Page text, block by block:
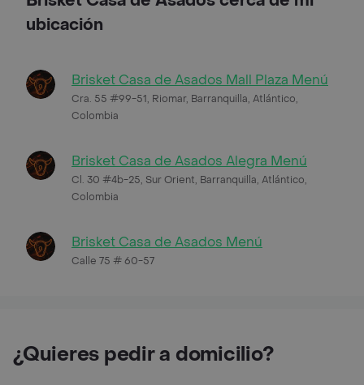
ubicación
Brisket Casa de Asados Mall Plaza Menú
Cra. 55 #99-51, Riomar, Barranquilla, Atlántico,
Colombia
Brisket Casa de Asados Alegra Menú
Cl. 30 #4b-25, Sur Orient, Barranquilla, Atlántico,
Colombia
Brisket Casa de Asados Menú
Calle 75 # 60-57
¿Quieres pedir a domicilio?